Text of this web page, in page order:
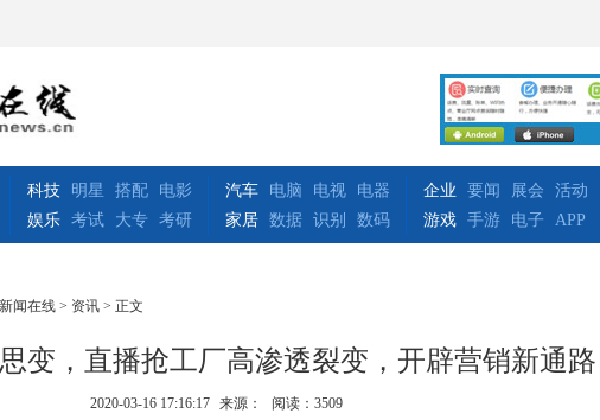
科技 明星 搭配
电影
娱乐 考试 大专 考研
汽车 电脑 电视
电器
家居 数据 识别 数码
企业 要闻 展会
活动
游戏 手游 电子 APP
闻在线 > 资讯 > 正文
变，直播抢工厂高渗透裂变，开辟营销新通路
2020-03-16 17:16:17 来源： 阅读：3509